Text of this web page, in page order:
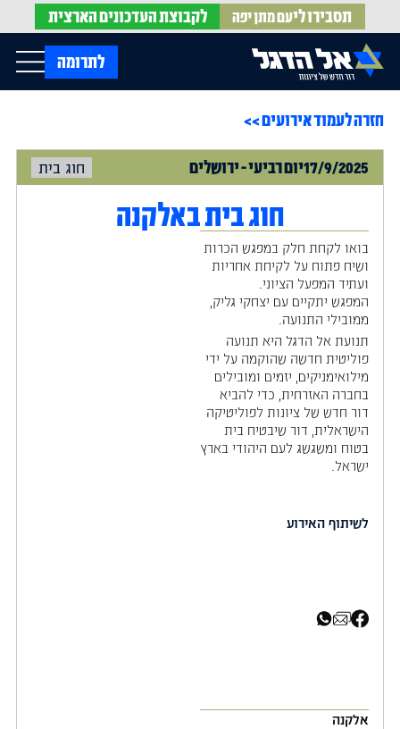
תסבירו ליעם מתן יפה לקבוצתהעדכונים הארצית
בית
עלינו
אירועים
חדשות אל הדגל
עדכונים מהשטח
הופעות בתקשורת
חמ"ל הגיוס
צרו קשר
EN
לתרומה Menu
חזרה לעמוד אירועים >>
17/9/2025יוםרביעי-ירושלים חוג בית
חוג בית באלקנה
בואו לקחת חלק במפגש הכרות
ושיח פתוח על לקיחת אחריות
ועתיד המפעל הציוני.
המפגש יתקיים עם יצחקי גליק,
ממובילי התנועה.
תנועת אל הדגל היא תנועה
פוליטית חדשה שהוקמה על ידי
מילואימניקים, יזמים ומובילים
בחברה האזרחית, כדי להביא
דור חדש של ציונות לפוליטיקה
הישראלית, דור שיבטיח בית
בטוח ומשגשג לעם היהודי בארץ
ישראל.
לשיתוף האירוע
אלקנה